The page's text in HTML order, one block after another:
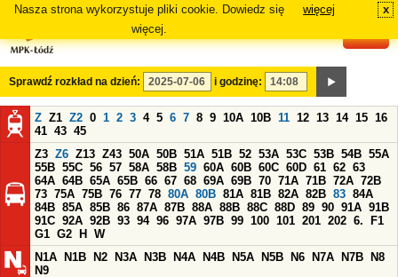
Nasza strona wykorzystuje pliki cookie. Dowiedz się
więcej.
więcej x
Sprawdź rozkład na dzień: i godzinę:
Z Z1 Z2 0 1 2 3 4 5 6 7 8 9 10A 10B 11 12 13 14 15 16
41 43 45
Z3 Z6 Z13 Z43 50A 50B 51A 51B 52 53A 53C 53B 54B 55A
55B 55C 56 57 58A 58B 59 60A 60B 60C 60D 61 62 63
64A 64B 65A 65B 66 67 68 69A 69B 70 71A 71B 72A 72B
73 75A 75B 76 77 78 80A 80B 81A 81B 82A 82B 83 84A
84B 85A 85B 86 87A 87B 88A 88B 88C 88D 89 90 91A 91B
91C 92A 92B 93 94 96 97A 97B 99 100 101 201 202 6.
F1
G1 G2 H
W
N1A
N1B N2 N3A N3B N4A N4B N5A N5B N6 N7A N7B
N8
N9